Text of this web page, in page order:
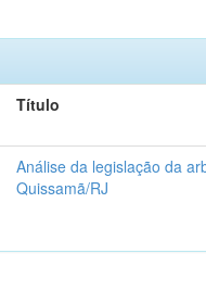
Título
Análise da legislação da
Quissamã/RJ